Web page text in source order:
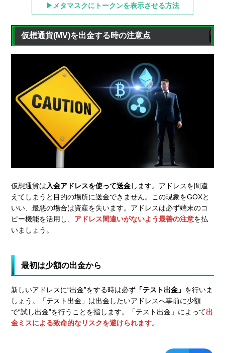
▶メタマスクにトークンを表示させる方法
仮想通貨(MV)を出金する時の注意点
仮想通貨は 入金アドレスを使って送金します。アドレスを間違
えてしまうと目的の場所に送金できません。この現象をGOXと
いい、最悪の場合は資産を失います。アドレスは必ず端末のコ
ピー機能を活用し、 アドレス間違いがないよう最善の注意を払
いましょう。
最初は少額の出金から
新しいアドレスに“出金”をする時は必ず 「テスト出金」 を行いま
しょう。「テスト出金」は出金したいアドレスへ事前に少額
で“試し出金”を行うことを指します。「テスト出金」によって出
金ミスによる致命的なリスクを避けられます。